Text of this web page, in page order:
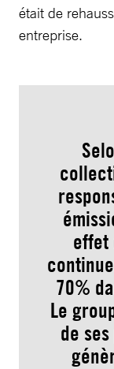
était de
entreprise.
effet
70%
Le
de